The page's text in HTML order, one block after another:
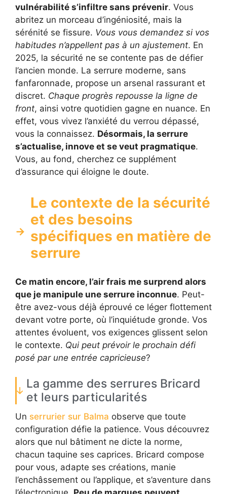
vulnérabilité s’infiltre sans prévenir. Vous
abritez un morceau d’ingéniosité, mais la
sérénité se fissure. Vous vous demandez si vos
habitudes n’appellent pas à un ajustement. En
2025, la sécurité ne se contente pas de défier
l’ancien monde. La serrure moderne, sans
fanfaronnade, propose un arsenal rassurant et
discret. Chaque progrès repousse la ligne de
front, ainsi votre quotidien gagne en nuance. En
effet, vous vivez l’anxiété du verrou dépassé,
vous la connaissez. Désormais, la serrure
s’actualise, innove et se veut pragmatique.
Vous, au fond, cherchez ce supplément
d’assurance qui éloigne le doute.
Le contexte de la sécurité
et des besoins
spécifiques en matière de
serrure
Ce matin encore, l’air frais me surprend alors
que je manipule une serrure inconnue. Peut-
être avez-vous déjà éprouvé ce léger flottement
devant votre porte, où l’inquiétude gronde. Vos
attentes évoluent, vos exigences glissent selon
le contexte. Qui peut prévoir le prochain défi
posé par une entrée capricieuse?
La gamme des serrures Bricard
et leurs particularités
Un serrurier sur Balma observe que toute
configuration défie la patience. Vous découvrez
alors que nul bâtiment ne dicte la norme,
chacun taquine ses caprices. Bricard compose
pour vous, adapte ses créations, manie
l’enchâssement ou l’applique, et s’aventure dans